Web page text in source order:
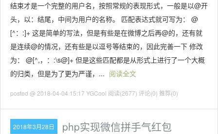
结束才是一个完整的用户名，按照常规的表现形式，一般是以@开
头，以：结尾，中间为用户的名称。 匹配表达式就可写为： @
[^：:]+ 这是简单的写法，但是有些是在微博之后再@的，还有就
是连续@的情况，还有些是以逗号等结束的，因此完善一下 修改
为： @[^,，：:\s@]+ 但是这些匹配都是从形式上进行了一个大概
的归类，但是为了更为严谨，... 阅读全文
posted @ 2018-04-04 15:17 YGCool 阅读(2677) 评论(0) 推荐(0)
2018年3月28日 php实现微信拼手气红包